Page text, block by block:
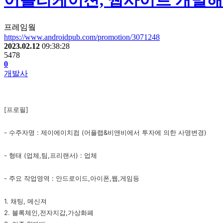
프레임웤
https://www.androidpub.com/promotion/3071248
2023.02.12 09:38:28
5478
0
개발사
[프로필]
- 수주자명 : 제이에이치컴 (어플랩&비앤비에서 투자에 의한 사명변경)
- 형태 (업체,팀,프리랜서) : 업체
- 주요 작업영역 : 안드로이드,아이폰,웹,게임등
1. 채팅, 메신져
2. 블록체인,전자지갑,가상화폐